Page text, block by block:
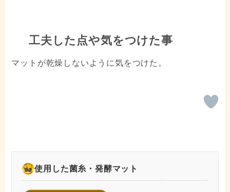
工夫した点や気をつけた事
マットが乾燥しないように気をつけた。
使用した菌糸・発酵マット